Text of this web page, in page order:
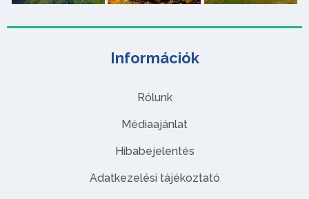
Információk
Rólunk
Médiaajánlat
Hibabejelentés
Adatkezelési tájékoztató